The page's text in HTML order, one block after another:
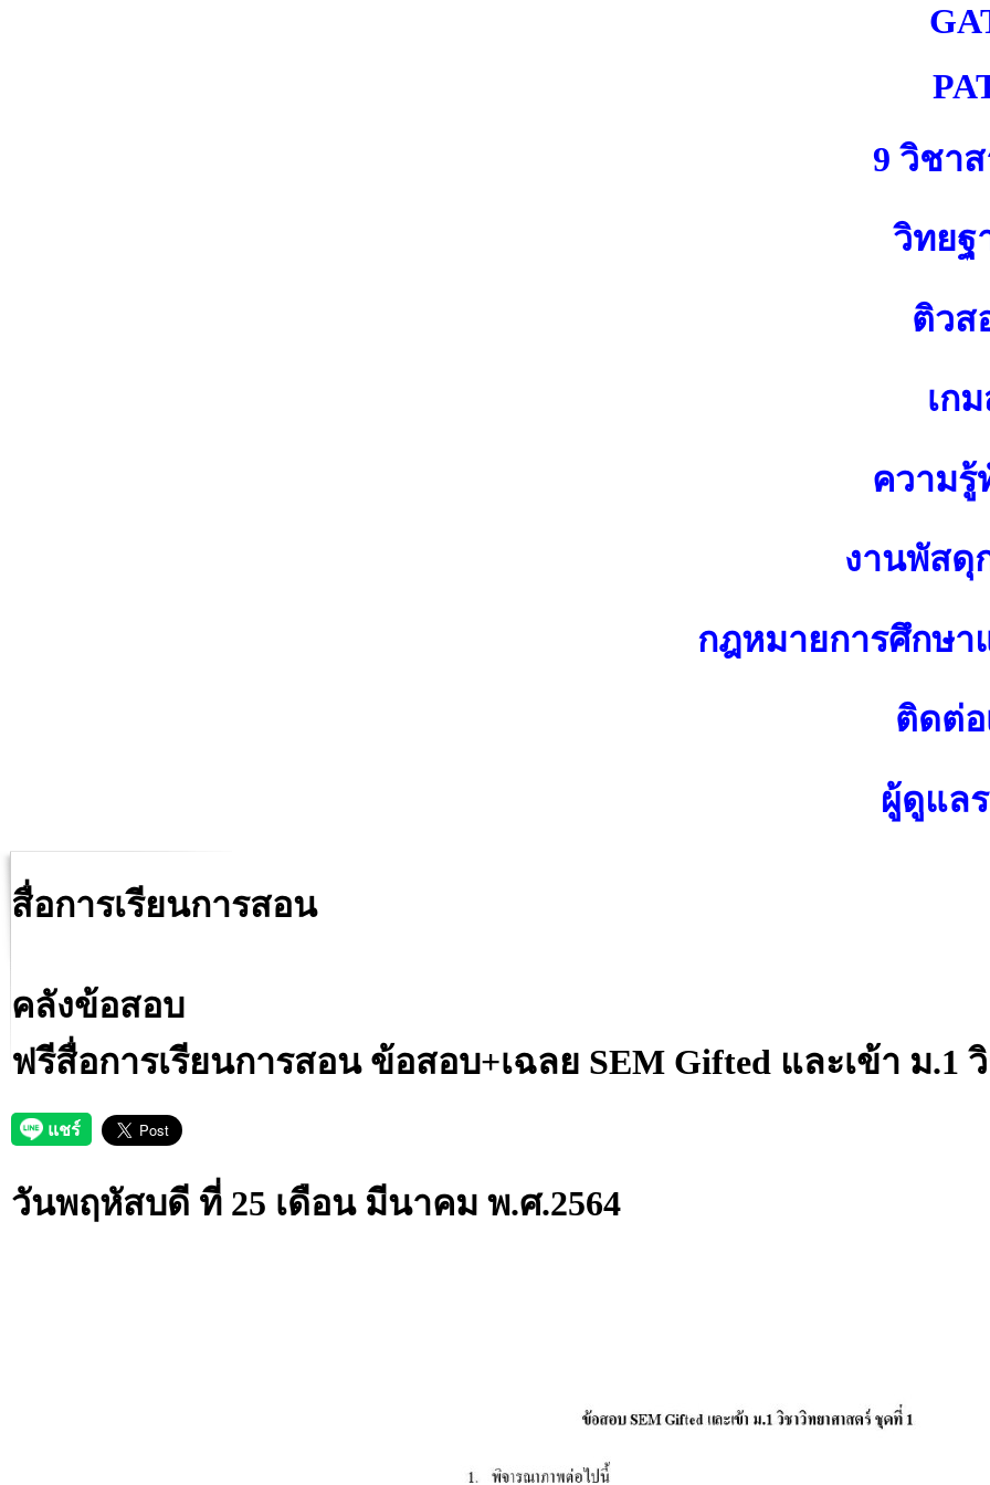
9 วิชา
วิทยฐ
ติวส
เก
ความรู้
งานพัสดุ
กฎหมายการศึกษ
ติดต่อ
ผู้ดูแล
สื่อการเรียนการสอน
คลังข้อสอบ
ฟรีสื่อการเรียนการสอน ข้อสอบ+เฉลย SEM Gifted และเข้า ม.1
วันพฤหัสบดี ที่ 25 เดือน มีนาคม พ.ศ.2564